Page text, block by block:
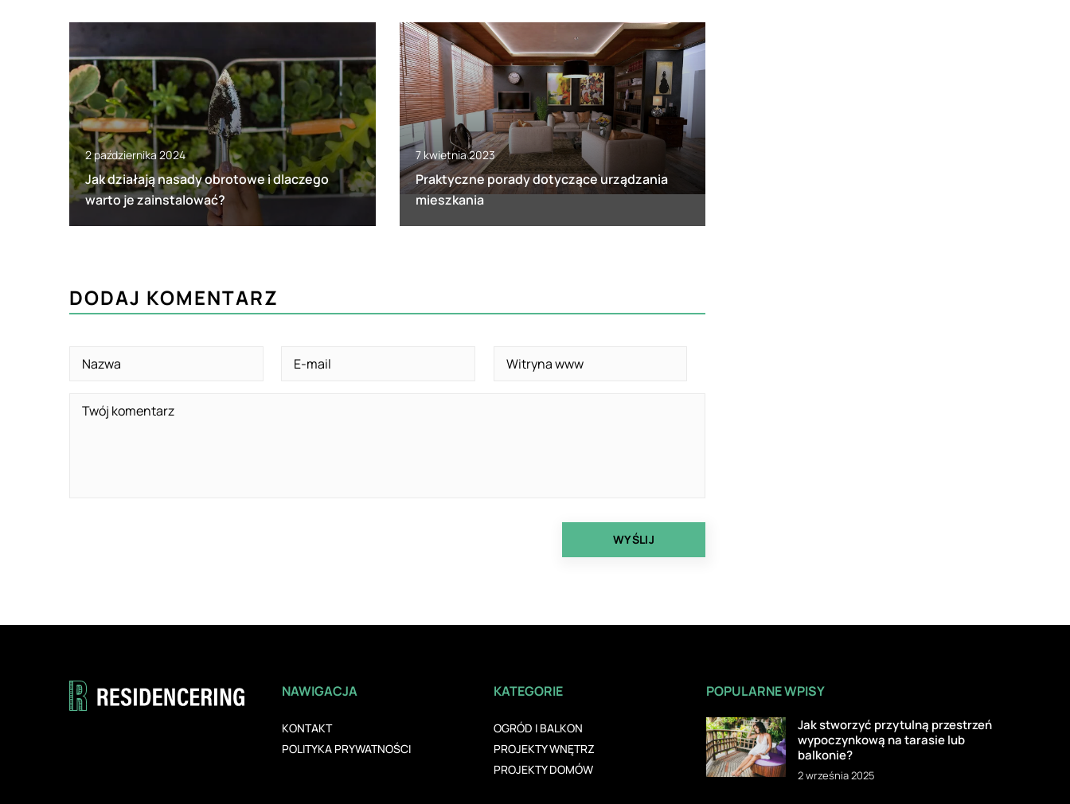
2 października 2024
Jak działają nasady obrotowe i dlaczego
warto je zainstalować?
7 kwietnia 2023
Praktyczne porady dotyczące urządzania
mieszkania
DODAJ KOMENTARZ
NAWIGACJA
KONTAKT
POLITYKA PRYWATNOŚCI
KATEGORIE
OGRÓD I BALKON
PROJEKTY WNĘTRZ
PROJEKTY DOMÓW
POPULARNE WPISY
Jak stworzyć przytulną przestrzeń
wypoczynkową na tarasie lub
balkonie?
2 września 2025